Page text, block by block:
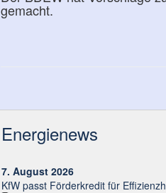
gemacht.
Energienews
7. August 2026
KfW passt Förderkredit für